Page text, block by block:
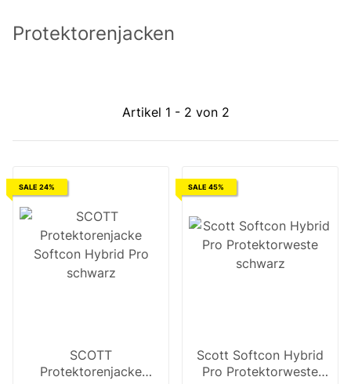
Protektorenjacken
Artikel 1 - 2 von 2
SALE 24%
SCOTT
Protektorenjacke
SALE 45%
Scott Softcon Hybrid
Pro Protektorweste